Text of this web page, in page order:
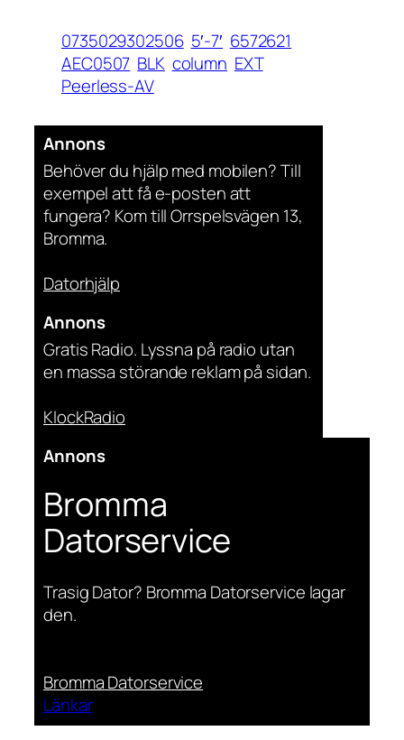
0735029302506 5′-7′ 6572621
AEC0507 BLK column EXT
Peerless-AV
Annons
Behöver du hjälp med mobilen? Till
exempel att få e-posten att
fungera? Kom till Orrspelsvägen 13,
Bromma.
Datorhjälp
Annons
Gratis Radio. Lyssna på radio utan
en massa störande reklam på sidan.
KlockRadio
Annons
Bromma
Datorservice
Trasig Dator? Bromma Datorservice lagar
den.
Bromma Datorservice
Länkar